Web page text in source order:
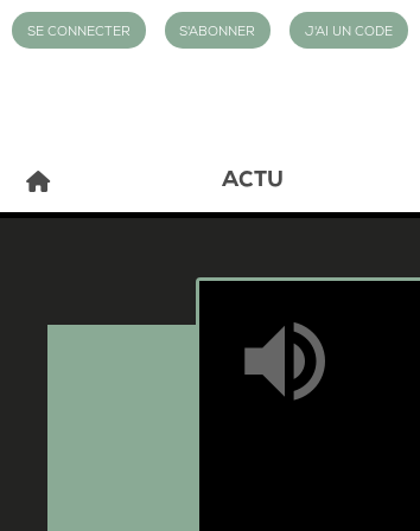
SE CONNECTER S'ABONNER J'AI UN CODE
ACTU
Mute